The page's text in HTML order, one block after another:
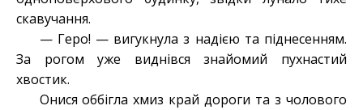
скавучання.
— Геро! — вигукнула з надією та піднесенням.
За рогом уже виднівся знайомий пухнастий
хвостик.
Онися оббігла хмиз край дороги та з чолового